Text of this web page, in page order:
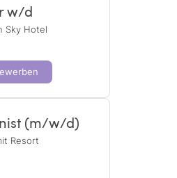
w/d
Sky Hotel
(m/w/d)
Resort